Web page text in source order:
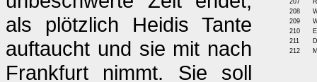
als plötzlich Heidis Tante
auftaucht und sie mit nach
Frankfurt nimmt. Sie soll
207
208
209
210
211
212